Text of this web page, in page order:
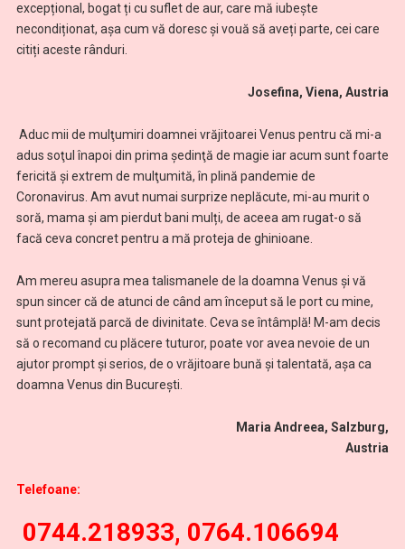
excepțional, bogat ți cu suflet de aur, care mă iubește
necondiționat, așa cum vă doresc și vouă să aveți parte, cei care
citiți aceste rânduri.
Josefina, Viena, Austria
Aduc mii de mulţumiri doamnei vrăjitoarei Venus pentru că mi-a
adus soţul înapoi din prima şedinţă de magie iar acum sunt foarte
fericită şi extrem de mulţumită, în plină pandemie de
Coronavirus. Am avut numai surprize neplăcute, mi-au murit o
soră, mama și am pierdut bani mulți, de aceea am rugat-o să
facă ceva concret pentru a mă proteja de ghinioane.
Am mereu asupra mea talismanele de la doamna Venus și vă
spun sincer că de atunci de când am început să le port cu mine,
sunt protejată parcă de divinitate. Ceva se întâmplă! M-am decis
să o recomand cu plăcere tuturor, poate vor avea nevoie de un
ajutor prompt și serios, de o vrăjitoare bună și talentată, așa ca
doamna Venus din București.
Maria Andreea, Salzburg,
Austria
Telefoane:
0744.218933, 0764.106694